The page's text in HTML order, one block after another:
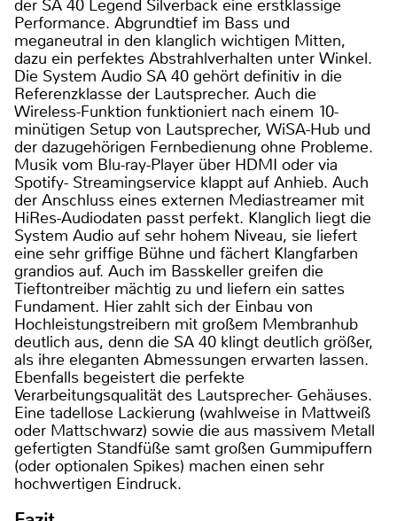
der SA 40 Legend Silverback eine erstklassige
Performance. Abgrundtief im Bass und
meganeutral in den klanglich wichtigen Mitten,
dazu ein perfektes Abstrahlverhalten unter Winkel.
Die System Audio SA 40 gehört definitiv in die
Referenzklasse der Lautsprecher. Auch die
Wireless-Funktion funktioniert nach einem 10-
minütigen Setup von Lautsprecher, WiSA-Hub und
der dazugehörigen Fernbedienung ohne Probleme.
Musik vom Blu-ray-Player über HDMI oder via
Spotify- Streamingservice klappt auf Anhieb. Auch
der Anschluss eines externen Mediastreamer mit
HiRes-Audiodaten passt perfekt. Klanglich liegt die
System Audio auf sehr hohem Niveau, sie liefert
eine sehr griffige Bühne und fächert Klangfarben
grandios auf. Auch im Basskeller greifen die
Tieftontreiber mächtig zu und liefern ein sattes
Fundament. Hier zahlt sich der Einbau von
Hochleistungstreibern mit großem Membranhub
deutlich aus, denn die SA 40 klingt deutlich größer,
als ihre eleganten Abmessungen erwarten lassen.
Ebenfalls begeistert die perfekte
Verarbeitungsqualität des Lautsprecher- Gehäuses.
Eine tadellose Lackierung (wahlweise in Mattweiß
oder Mattschwarz) sowie die aus massivem Metall
gefertigten Standfüße samt großen Gummipuffern
(oder optionalen Spikes) machen einen sehr
hochwertigen Eindruck.